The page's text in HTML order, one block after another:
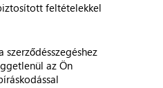
feltételekkel
az Ön